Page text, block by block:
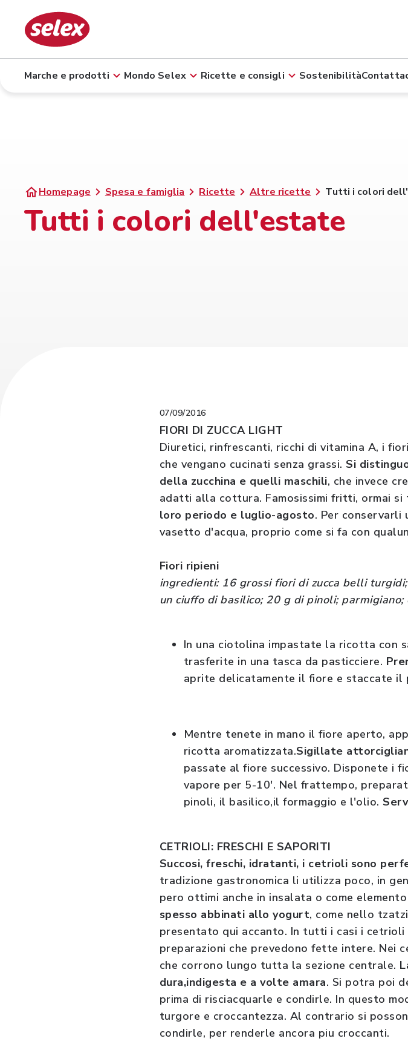
Marche e prodotti Mondo Selex Ricette e consigli Sostenibilità
Homepage Spesa e famiglia Ricette Altre ricette Tutti i colori
Tutti i colori dell'estate
07/09/2016
FIORI DI ZUCCA LIGHT
Diuretici, rinfrescanti, ricchi di vitamina A, i
che vengano cucinati senza grassi. Si
della zucchina e quelli maschili, che invece
adatti alla cottura. Famosissimi fritti, ormai si
loro periodo e luglio-agosto. Per conservarli
vasetto d'acqua, proprio come si fa con
Fiori ripieni
ingredienti: 16 grossi fiori di zucca belli
un ciuffo di basilico; 20 g di pinoli;
In una ciotolina impastate la ricotta con
trasferite in una tasca da pasticciere.
aprite delicatamente il fiore e staccate il
Mentre tenete in mano il fiore aperto,
ricotta aromatizzata.Sigillate
passate al fiore successivo. Disponete i
vapore per 5-10'. Nel frattempo,
pinoli, il basilico,il formaggio e l'olio.
CETRIOLI: FRESCHI E SAPORITI
Succosi, freschi, idratanti, i cetrioli sono
tradizione gastronomica li utilizza poco, in
pero ottimi anche in insalata o come
spesso abbinati allo yogurt, come nello
presentato qui accanto. In tutti i casi i
preparazioni che prevedono fette intere. Nei
che corrono lungo tutta la sezione centrale.
dura,indigesta e a volte amara. Si potra poi
prima di risciacquarle e condirle. In questo
turgore e croccantezza. Al contrario si
condirle, per renderle ancora piu croccanti.